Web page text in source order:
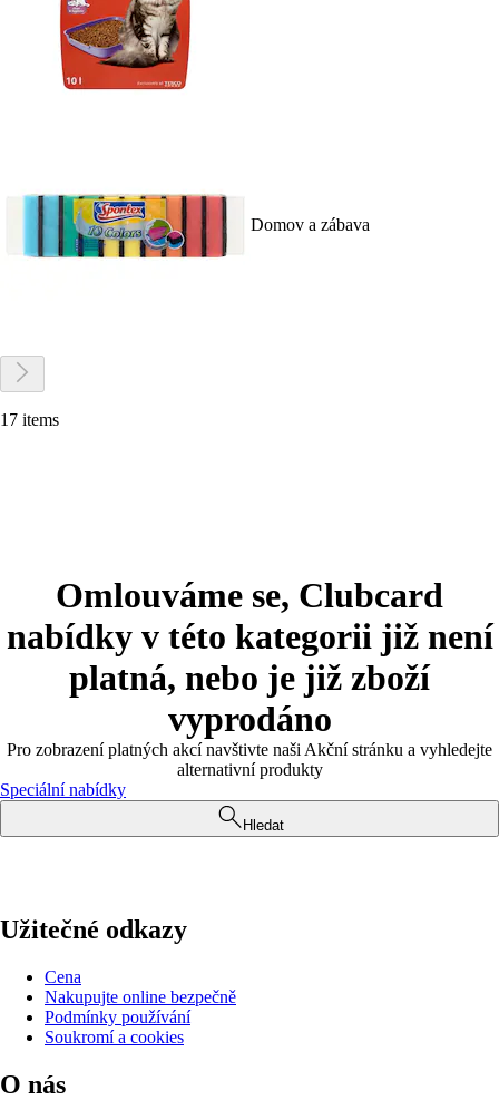
Domov a zábava
17 items
Omlouváme se, Clubcard
nabídky v této kategorii již není
platná, nebo je již zboží
vyprodáno
Pro zobrazení platných akcí navštivte naši Akční stránku a vyhledejte
alternativní produkty
Speciální nabídky
Hledat
Užitečné odkazy
Cena
Nakupujte online bezpečně
Podmínky používání
Soukromí a cookies
O nás